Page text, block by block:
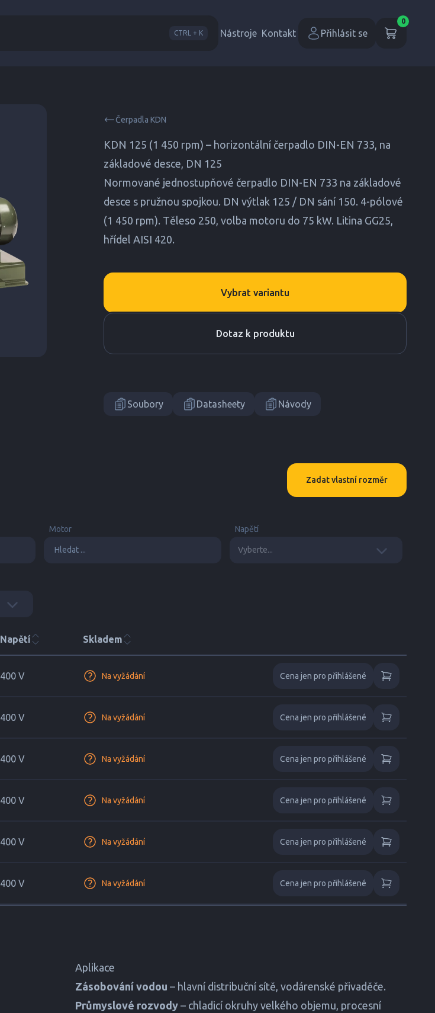
CTRL + K Nástroje Kontakt Přihlásit se
0
Čerpadla KDN
KDN 125 (1 450 rpm) – horizontální čerpadlo DIN-EN 733, na
základové desce, DN 125
Normované jednostupňové čerpadlo DIN-EN 733 na základové
desce s pružnou spojkou. DN výtlak 125 / DN sání 150. 4-pólové
(1 450 rpm). Těleso 250, volba motoru do 75 kW. Litina GG25,
hřídel AISI 420.
Vybrat variantu
Dotaz k produktu
Soubory Datasheety Návody
Zadat vlastní rozměr
Motor Napětí
Napětí Skladem
400 V Na vyžádání Cena jen pro přihlášené
400 V Na vyžádání Cena jen pro přihlášené
400 V Na vyžádání Cena jen pro přihlášené
400 V Na vyžádání Cena jen pro přihlášené
400 V Na vyžádání Cena jen pro přihlášené
400 V Na vyžádání Cena jen pro přihlášené
Aplikace
Zásobování vodou – hlavní distribuční sítě, vodárenské přivaděče.
Průmyslové rozvody – chladicí okruhy velkého objemu, procesní